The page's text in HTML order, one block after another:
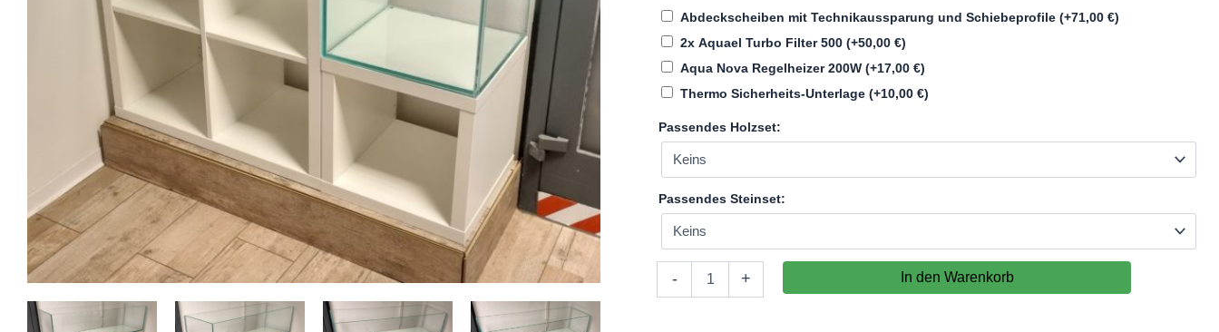
Abdeckscheiben mit Technikaussparung und Schiebeprofile(+71,00€)
2x Aquael Turbo Filter 500(+50,00€)
Aqua Nova Regelheizer 200W(+17,00€)
Thermo Sicherheits-Unterlage(+10,00€)
Passendes Holzset:
Passendes Steinset:
-
117,5x39x65,5/30cm
+ In den Warenkorb